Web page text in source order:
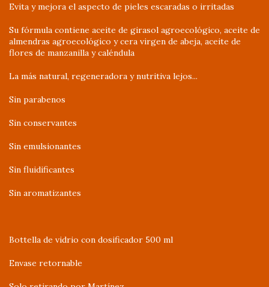
Evita y mejora el aspecto de pieles escaradas o irritadas
Su fórmula contiene aceite de girasol agroecológico, aceite de
almendras agroecológico y cera virgen de abeja, aceite de
flores de manzanilla y caléndula
La más natural, regeneradora y nutritiva lejos...
Sin parabenos
Sin conservantes
Sin emulsionantes
Sin fluidificantes
Sin aromatizantes
Bottella de vidrio con dosificador 500 ml
Envase retornable